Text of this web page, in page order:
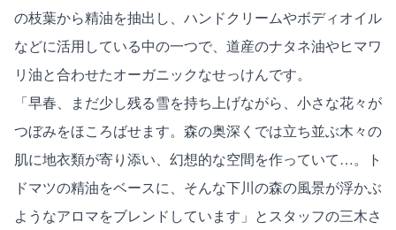
の枝葉から精油を抽出し、ハンドクリームやボディオイル
などに活用している中の一つで、道産のナタネ油やヒマワ
リ油と合わせたオーガニックなせっけんです。
「早春、まだ少し残る雪を持ち上げながら、小さな花々が
つぼみをほころばせます。森の奥深くでは立ち並ぶ木々の
肌に地衣類が寄り添い、幻想的な空間を作っていて…。ト
ドマツの精油をベースに、そんな下川の森の風景が浮かぶ
ようなアロマをブレンドしています」とスタッフの三木さ